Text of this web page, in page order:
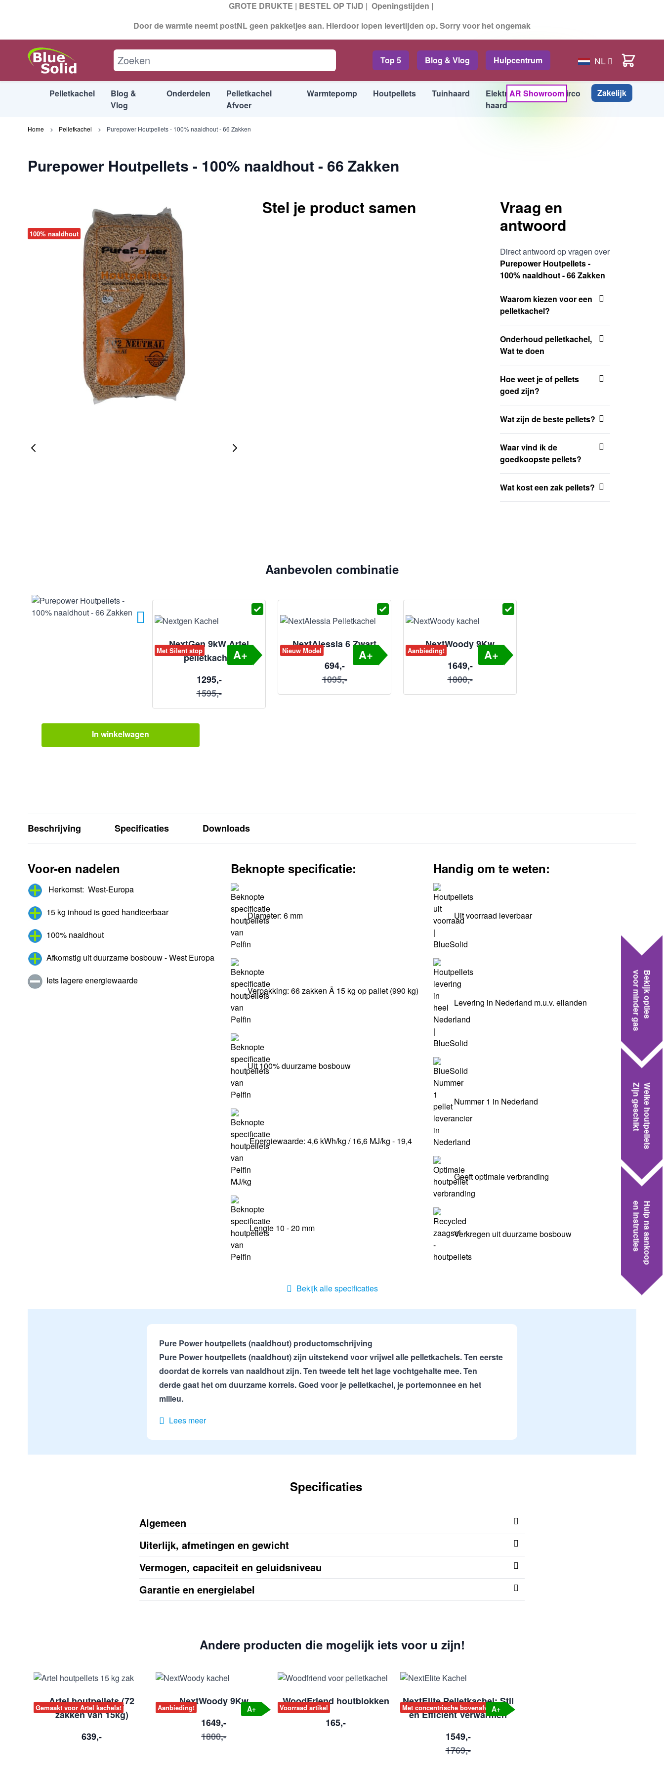
GROTE DRUKTE | BESTEL OP TIJD | Openingstijden |
Door de warmte neemt postNL geen pakketjes aan. Hierdoor lopen levertijden op. Sorry voor het ongemak
Beschrijving Specificaties Top 5 Blog & Vlog Hulpcentrum NL Cart
Pelletkachel
Blog &
Vlog
Onderdelen
Pelletkachel
Afvoer
Warmtepomp Houtpellets Tuinhaard
Elektrische
haard
Airco Info
AR Showroom Zakelijk
Home Pelletkachel Purepower Houtpellets - 100% naaldhout - 66 Zakken
Purepower Houtpellets - 100% naaldhout - 66 Zakken
Bekijk opties
voor minder gas
Welke houtpellets
Zijn geschikt
Hulp na aankoop
en instructies
100% naaldhout
Stel je product samen
Vraag en
antwoord
Direct antwoord op vragen over
Purepower Houtpellets -
100% naaldhout - 66 Zakken
Waarom kiezen voor een
pelletkachel?
Onderhoud pelletkachel,
Wat te doen
Hoe weet je of pellets
goed zijn?
Wat zijn de beste pellets?
Waar vind ik de
goedkoopste pellets?
Wat kost een zak pellets?
Aanbevolen combinatie
Met Silent stop A+
NextGen 9kW Artel
pelletkachel
1295,-
1595,-
Nieuw Model A+
NextAlessia 6 Zwart
694,-
1095,-
Aanbieding! A+
NextWoody 9Kw
1649,-
1800,-
In winkelwagen
Beschrijving Specificaties Downloads
Voor-en nadelen
Herkomst: West-Europa
15 kg inhoud is goed handteerbaar
100% naaldhout
Afkomstig uit duurzame bosbouw - West Europa
Iets lagere energiewaarde
Beknopte specificatie:
Diameter: 6 mm
Verpakking: 66 zakken Ã 15 kg op pallet (990 kg)
Uit 100% duurzame bosbouw
Energiewaarde: 4,6 kWh/kg / 16,6 MJ/kg - 19,4
MJ/kg
Lengte 10 - 20 mm
Handig om te weten:
Uit voorraad leverbaar
Levering in Nederland m.u.v. eilanden
Nummer 1 in Nederland
Geeft optimale verbranding
Verkregen uit duurzame bosbouw
Bekijk alle specificaties
Pure Power houtpellets (naaldhout) productomschrijving
Pure Power houtpellets (naaldhout) zijn uitstekend voor vrijwel alle pelletkachels. Ten eerste
doordat de korrels van naaldhout zijn. Ten tweede telt het lage vochtgehalte mee. Ten
derde gaat het om duurzame korrels. Goed voor je pelletkachel, je portemonnee en het
milieu.
Lees meer
Specificaties
Algemeen
Uiterlijk, afmetingen en gewicht
Vermogen, capaciteit en geluidsniveau
Garantie en energielabel
Andere producten die mogelijk iets voor u zijn!
Gemaakt voor Artel kachels!
Artel houtpellets (72
zakken van 15kg)
639,-
Aanbieding! A+
NextWoody 9Kw
1649,-
1800,-
Voorraad artikel
WoodFriend houtblokken
165,-
Met concentrische bovenafvoer
A+
NextElite Pelletkachel: Stil
en Efficiënt Verwarmen
1549,-
1769,-